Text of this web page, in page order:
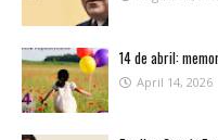
14 de abril:
April 14, 2026